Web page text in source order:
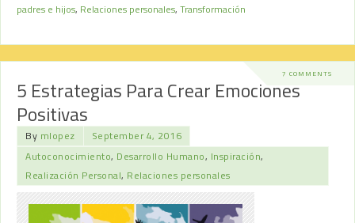
padres e hijos, Relaciones personales,Transformación
7 COMMENTS
5 Estrategias Para Crear Emociones
Positivas
By mlopez
September 4, 2016
Autoconocimiento, Desarrollo Humano, Inspiración,
Realización Personal, Relaciones personales